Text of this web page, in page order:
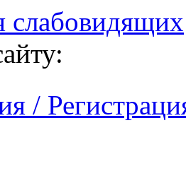
слабовидящих
/